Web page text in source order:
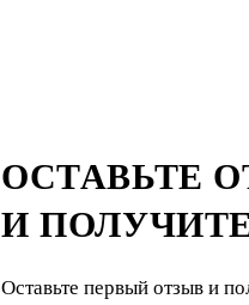
ОСТАВЬТЕ
И
Оставьте первый отзыв и